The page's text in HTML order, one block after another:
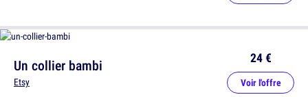
Un collier bambi
Etsy
24 €
Voir l'offre